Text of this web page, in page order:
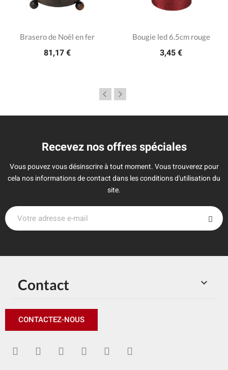
Brasero de Noël en fer
81,17 €
Bougie led 6.5cm rouge
3,45 €
Recevez nos offres spéciales
Vous pouvez vous désinscrire à tout moment. Vous trouverez pour
cela nos informations de contact dans les conditions d'utilisation du
site.

Contact
CONTACTEZ-NOUS